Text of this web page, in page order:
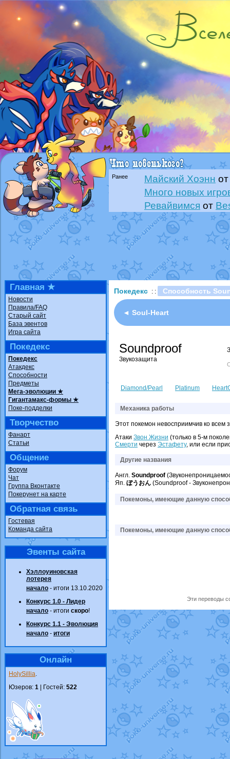
Ранее Майский Хоэнн
Много новых
Ревайвимся от
Всё, трындец
от
Технические
доброе утро
Йолда и Мимикью
Недовольный
The Dark
шадоу спиритомб
траббиш
Raging Boltот
художник
Главная ★
Новости
Правила/FAQ
Старый сайт
База эвентов
Игра сайта
Покедекс
Покедекс
Атакдекс
Способности
Предметы
Мега-эволюции ★
Гигантамакс-формы ★
Поке-подделки
Творчество
Фанарт
Статьи
Общение
Форум
Чат
Группа Вконтакте
Покерунет на карте
Обратная связь
Гостевая
Команда сайта
Эвенты сайта
Хэллоуиновская
лотерея
начало - итоги 13.10.2020
Конкурс 1.0 - Лидер
начало - итоги скоро!
Конкурс 1.1 - Эволюция
начало - итоги
Онлайн
HolySillia.
Юзеров: 1 | Гостей: 522
Покедекс : : Способность
◄ Soul-Heart
Soundproof
Звукозащита
Diamond/Pearl Platinum
Механика работы
Этот покемон невосприимчив ко всем
Атаки Звон Жизни (только в 5-м
Смерти через Эстафету, или если
Другие названия
Англ. Soundproof
Яп. ぼうおん (Soundproof -
Покемоны, имеющие данную
Покемоны, имеющие данную
Эти переводы